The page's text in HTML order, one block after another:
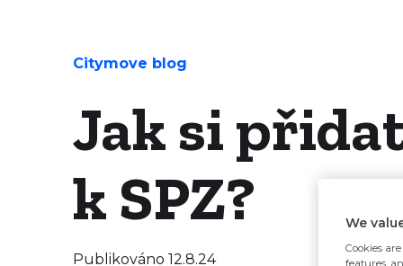
Citymove blog
Jak si
k SPZ?
Publikováno 12.8.24
We
Cookies
features,